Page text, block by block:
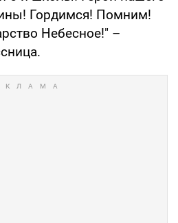
Гордимся! Помним!
Небесное!" –